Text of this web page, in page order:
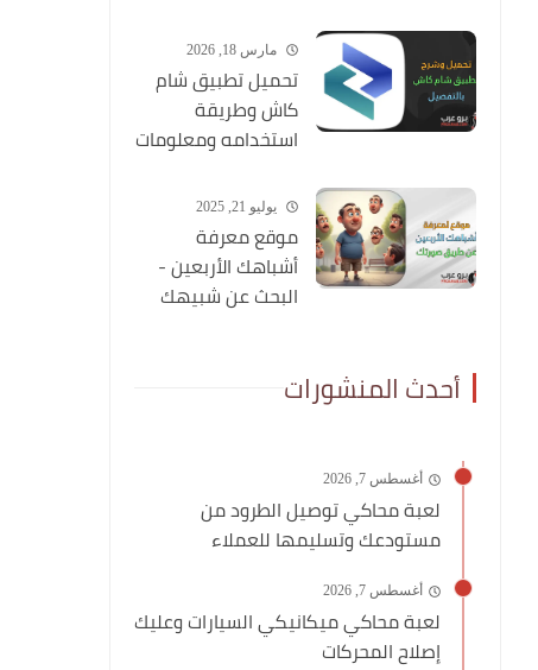
مارس 18, 2026
تحميل تطبيق شام
كاش وطريقة
استخدامه ومعلومات
يوليو 21, 2025
موقع معرفة
أشباهك الأربعين -
البحث عن شبيهك
أحدث المنشورات
أغسطس 7, 2026
لعبة محاكي توصيل الطرود من
مستودعك وتسليمها للعملاء
أغسطس 7, 2026
لعبة محاكي ميكانيكي السيارات وعليك
إصلاح المحركات